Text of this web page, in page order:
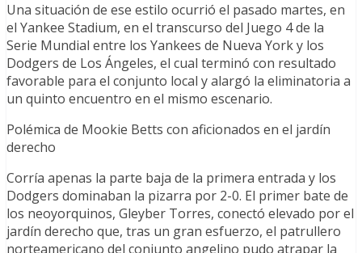
Una situación de ese estilo ocurrió el pasado martes, en
el Yankee Stadium, en el transcurso del Juego 4 de la
Serie Mundial entre los Yankees de Nueva York y los
Dodgers de Los Ángeles, el cual terminó con resultado
favorable para el conjunto local y alargó la eliminatoria a
un quinto encuentro en el mismo escenario.
Polémica de Mookie Betts con aficionados en el jardín
derecho
Corría apenas la parte baja de la primera entrada y los
Dodgers dominaban la pizarra por 2-0. El primer bate de
los neoyorquinos, Gleyber Torres, conectó elevado por el
jardín derecho que, tras un gran esfuerzo, el patrullero
norteamericano del conjunto angelino pudo atrapar la